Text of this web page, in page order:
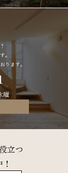
。
ります。
曜
立つ